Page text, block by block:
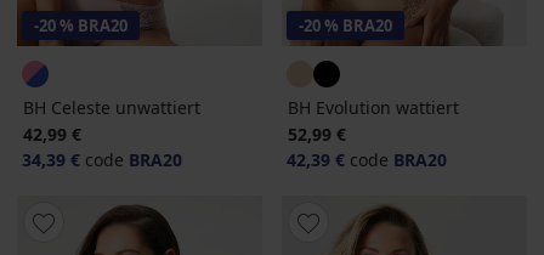
-20 % BRA20
BH Celeste unwattiert
42,99 €
34,39 € code BRA20
-20 % BRA20
BH Evolution wattiert
52,99 €
42,39 € code BRA20